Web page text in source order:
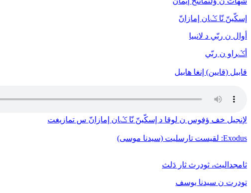
إسكّينّ نّا ݣان إمازانّ
أوال ن ربّي د لانبيا
أݣراو ن ربّي
قابيل (قايين) إنغا هابيل
لإنجيل خف ﺅفوس ن لوقا د إسكّينّ نّا ݣان إمازانّ س تمازيغت
Exodus: لقيست تارسليت (سيدنا موسى)
ثامجداليث، ثودرث ثار دَلث
تودرت ن سيدنا يوسف